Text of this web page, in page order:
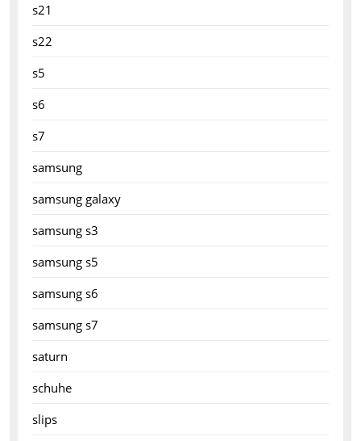
s21
s22
s5
s6
s7
samsung
samsung galaxy
samsung s3
samsung s5
samsung s6
samsung s7
saturn
schuhe
slips